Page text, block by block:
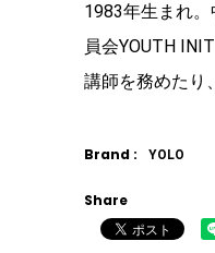
1983年生まれ
員会YOUTH
講師を務めたり
Brand : YOLO
Share